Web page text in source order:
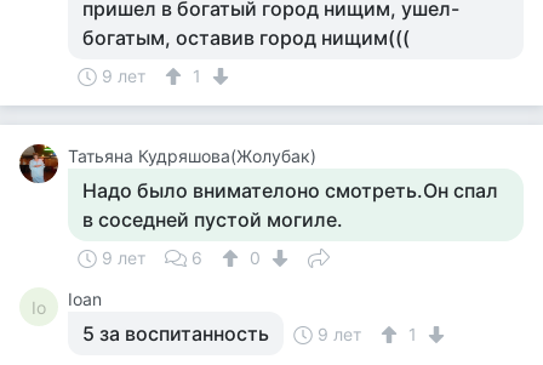
пришел в богатый город нищим, ушел-
богатым, оставив город нищим(((
9 лет 1
Татьяна Кудряшова(Жолубак)
Надо было внимателоно смотреть.Он спал
в соседней пустой могиле.
9 лет 6 0
Io Ioan
5 за воспитанность 9 лет 1